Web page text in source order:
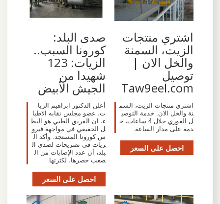
اشتري منتجات
الزيت، السمنة
والخل الان |
توصيل
Taw9eel.com
اشتري منتجات الزيت، السم
نة والخل الان. خدمة التوصي
ل الفوري خلال 4 ساعات، خ
دمة على مدار الساعة.
احصل على السعر
صدى البلد:
كورونا السبب..
الزيات: 123
شهيدا من
الجيش الأبيض
أعلن الدكتور ابراهيم الزيا
ت، عضو مجلس نقابه الاطبا
ء، ان الفريق الطبي هو البط
ل الحقيقي في مواجهة فيرو
س كورونا المستجد. وأكد ال
زيات في تصريحات لصدى ال
بلد، أن عدد الإصابات من ال
صعب حصرها، لكثرتها.
احصل على السعر